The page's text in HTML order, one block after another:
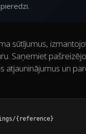
sūtījumus,
Saņemiet
atjauninājumus un
{reference}